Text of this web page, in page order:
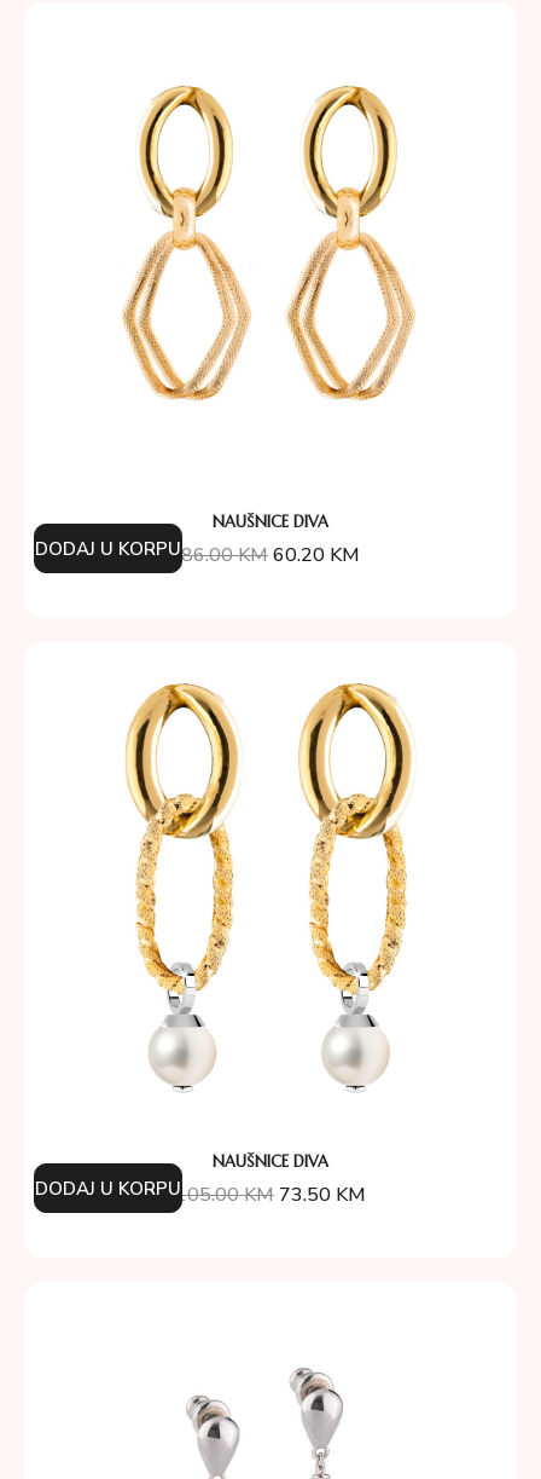
NAUŠNICE DIVA
86.00KM60.20 KM
DODAJ U KORPU
NAUŠNICE DIVA
105.00KM 73.50 KM
DODAJ U KORPU